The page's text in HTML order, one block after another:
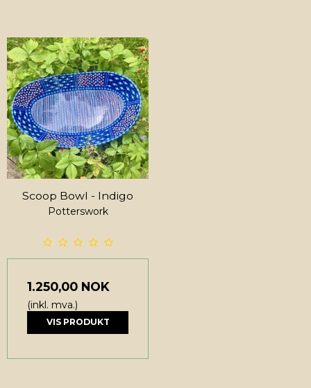
Scoop Bowl - Indigo
Potterswork
1.250,00 NOK
(inkl. mva.)
VIS PRODUKT